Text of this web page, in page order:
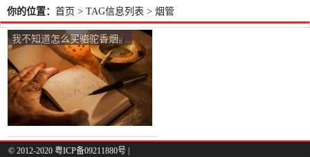
你的位置： 首页 > TAG信息列表 > 烟管
我不知道怎么买骆驼香烟。
© 2012-2020 粤ICP备09211880号 |